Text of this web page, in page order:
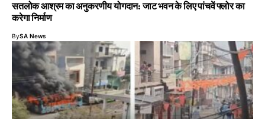
सतलोक आश्रम का अनुकरणीय योगदान: जाट भवन के लिए पांचवें फ्लोर का
करेगा निर्माण
BySA News